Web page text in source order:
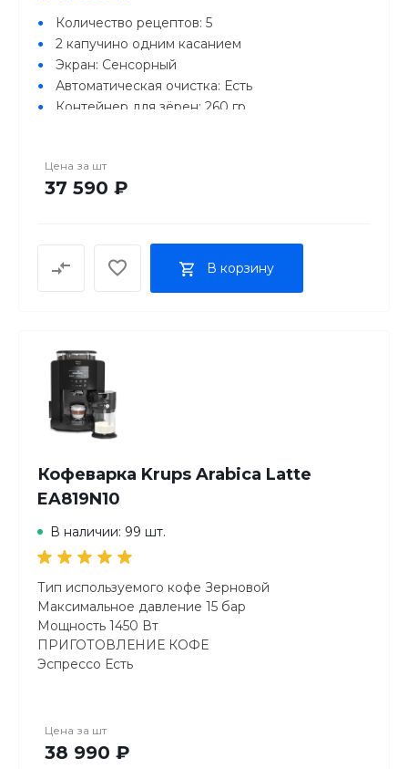
Количество рецептов: 5
2 капучино одним касанием
Экран: Сенсорный
Автоматическая очистка: Есть
Контейнер для зёрен: 260 гр
Цена за шт
37 590 ₽
В корзину
Кофеварка Krups Arabica Latte
EA819N10
В наличии: 99 шт.
Тип используемого кофе Зерновой
Максимальное давление 15 бар
Мощность 1450 Вт
ПРИГОТОВЛЕНИЕ КОФЕ
Эспрессо Есть
Встроенная кофемолка Есть
Объем резервуара для зерен 260 г
Цена за шт
38 990 ₽